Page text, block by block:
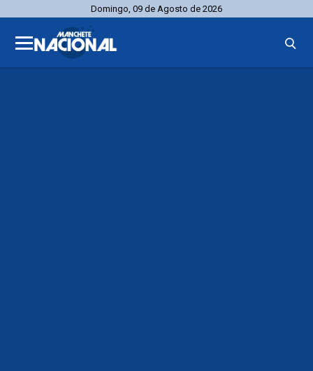
Domingo, 09 de Agosto de 2026